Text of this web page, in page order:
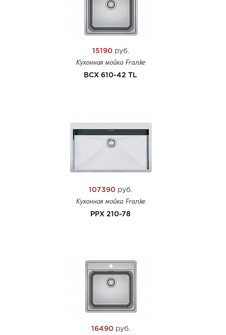
15190руб.
Кухонная мойка Franke
BCX 610-42 TL
107390 руб.
Кухонная мойка Franke
PPX 210-78
16490руб.